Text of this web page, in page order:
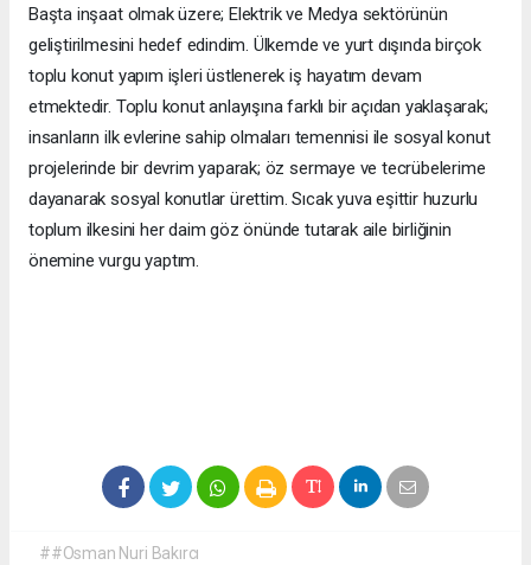
Başta inşaat olmak üzere; Elektrik ve Medya sektörünün
geliştirilmesini hedef edindim. Ülkemde ve yurt dışında birçok
toplu konut yapım işleri üstlenerek iş hayatım devam
etmektedir. Toplu konut anlayışına farklı bir açıdan yaklaşarak;
insanların ilk evlerine sahip olmaları temennisi ile sosyal konut
projelerinde bir devrim yaparak; öz sermaye ve tecrübelerime
dayanarak sosyal konutlar ürettim. Sıcak yuva eşittir huzurlu
toplum ilkesini her daim göz önünde tutarak aile birliğinin
önemine vurgu yaptım.
##Osman Nuri Bakırcı